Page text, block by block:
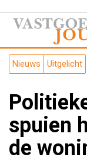
Nieuws Uitgelicht
spuien
de